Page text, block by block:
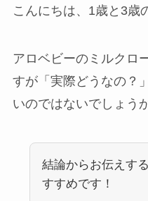
こんにちは、1歳と3歳
アロベビーのミルクロ
すが「実際どうなの？
いのではないでしょうか
結論からお伝えす
すすめです！